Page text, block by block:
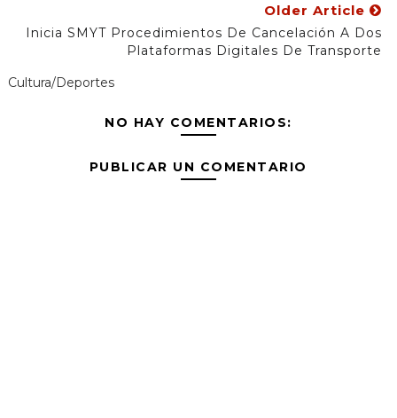
Older Article
Inicia SMYT Procedimientos De Cancelación A Dos
Plataformas Digitales De Transporte
Cultura/Deportes
NO HAY COMENTARIOS:
PUBLICAR UN COMENTARIO